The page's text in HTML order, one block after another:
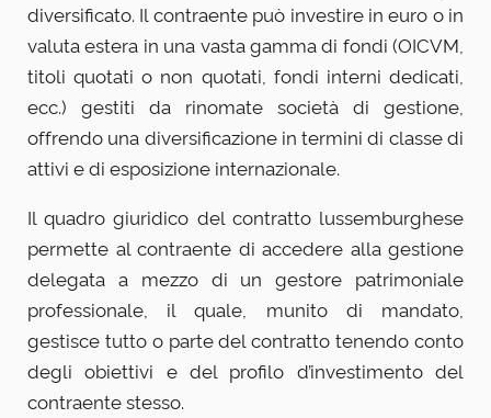
diversificato. Il contraente può investire in euro o in
valuta estera in una vasta gamma di fondi (OICVM,
titoli quotati o non quotati, fondi interni dedicati,
ecc.) gestiti da rinomate società di gestione,
offrendo una diversificazione in termini di classe di
attivi e di esposizione internazionale.
Il quadro giuridico del contratto lussemburghese
permette al contraente di accedere alla gestione
delegata a mezzo di un gestore patrimoniale
professionale, il quale, munito di mandato,
gestisce tutto o parte del contratto tenendo conto
degli obiettivi e del profilo d’investimento del
contraente stesso.